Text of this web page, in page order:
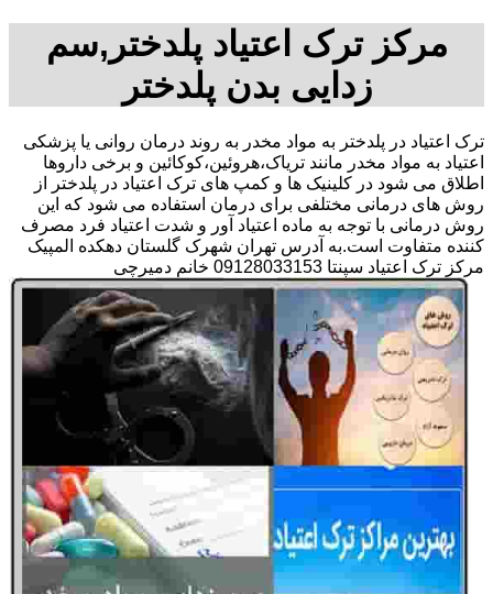
مرکز ترک اعتیاد پلدختر,سم
زدایی بدن پلدختر
ترک اعتیاد در پلدختر به مواد مخدر به روند درمان روانی یا پزشکی
اعتیاد به مواد مخدر مانند تریاک،هروئین،کوکائین و برخی داروها
اطلاق می شود در کلینیک ها و کمپ های ترک اعتیاد در پلدختر از
روش های درمانی مختلفی برای درمان استفاده می شود که این
روش درمانی با توجه به ماده اعتیاد آور و شدت اعتیاد فرد مصرف
کننده متفاوت است.به آدرس تهران شهرک گلستان دهکده المپیک
مرکز ترک اعتیاد سپنتا 09128033153 خانم دمیرچی